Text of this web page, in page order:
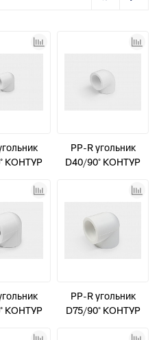
КОНТУР
PP-R угольник
D40/90° КОНТУР
КОНТУР
PP-R угольник
D75/90° КОНТУР